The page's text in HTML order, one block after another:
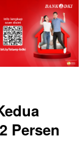
Persen